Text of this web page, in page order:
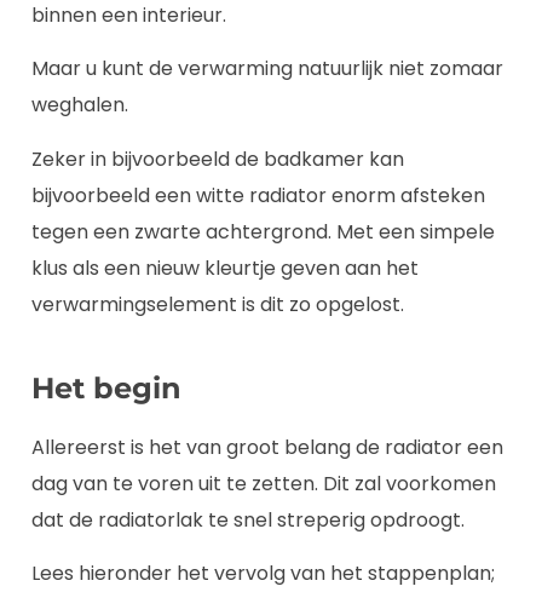
binnen een interieur.
Maar u kunt de verwarming natuurlijk niet zomaar
weghalen.
Zeker in bijvoorbeeld de badkamer kan
bijvoorbeeld een witte radiator enorm afsteken
tegen een zwarte achtergrond. Met een simpele
klus als een nieuw kleurtje geven aan het
verwarmingselement is dit zo opgelost.
Het begin
Allereerst is het van groot belang de radiator een
dag van te voren uit te zetten. Dit zal voorkomen
dat de radiatorlak te snel streperig opdroogt.
Lees hieronder het vervolg van het stappenplan;